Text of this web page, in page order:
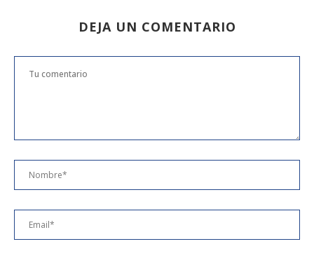
DEJA UN COMENTARIO